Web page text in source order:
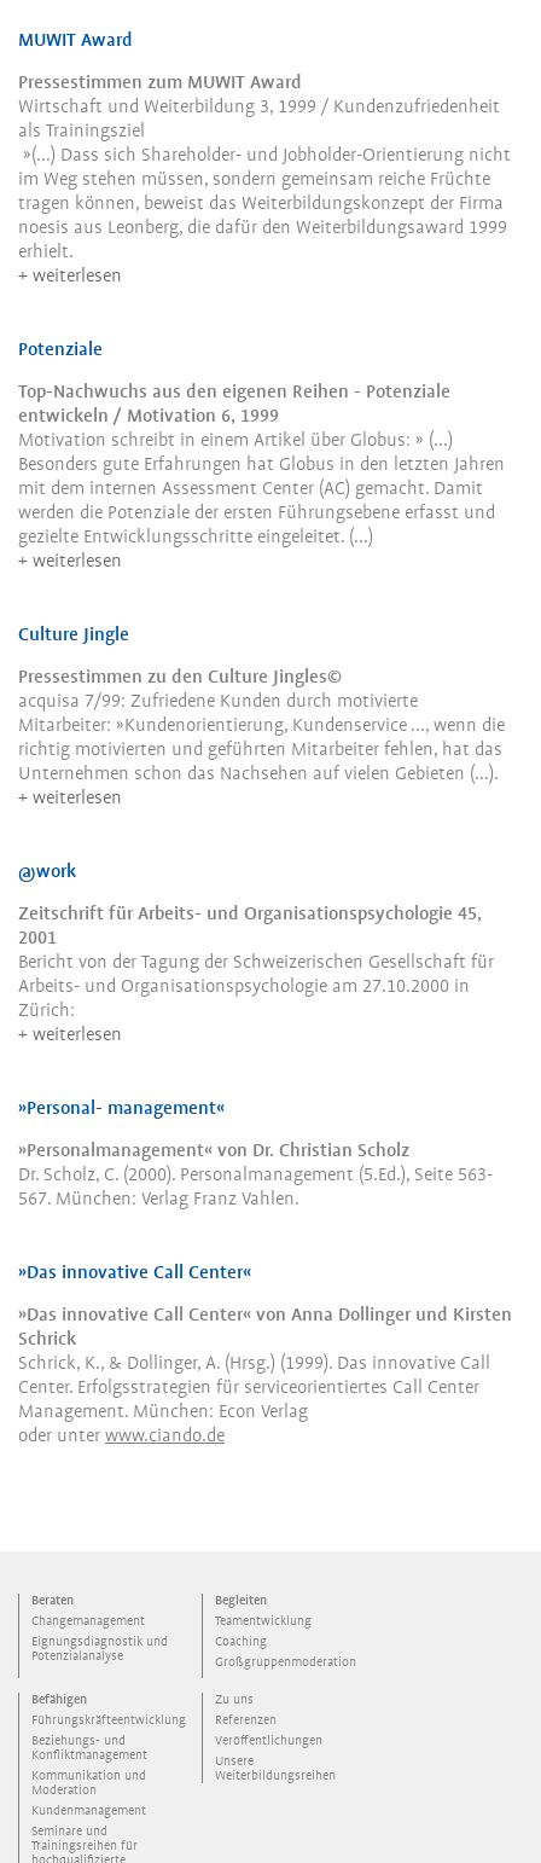
MUWIT Award
Pressestimmen zum MUWIT Award
Wirtschaft und Weiterbildung 3, 1999 / Kundenzufriedenheit
als Trainingsziel
»(...) Dass sich Shareholder- und Jobholder-Orientierung nicht
im Weg stehen müssen, sondern gemeinsam reiche Früchte
tragen können, beweist das Weiterbildungskonzept der Firma
noesis aus Leonberg, die dafür den Weiterbildungsaward 1999
erhielt.
weiterlesen
Potenziale
Top-Nachwuchs aus den eigenen Reihen - Potenziale
entwickeln / Motivation 6, 1999
Motivation schreibt in einem Artikel über Globus: » (...)
Besonders gute Erfahrungen hat Globus in den letzten Jahren
mit dem internen Assessment Center (AC) gemacht. Damit
werden die Potenziale der ersten Führungsebene erfasst und
gezielte Entwicklungsschritte eingeleitet. (...)
weiterlesen
Culture Jingle
Pressestimmen zu den Culture Jingles©
acquisa 7/99: Zufriedene Kunden durch motivierte
Mitarbeiter: »Kundenorientierung, Kundenservice ..., wenn die
richtig motivierten und geführten Mitarbeiter fehlen, hat das
Unternehmen schon das Nachsehen auf vielen Gebieten (...).
weiterlesen
@work
Zeitschrift für Arbeits- und Organisationspsychologie 45,
2001
Bericht von der Tagung der Schweizerischen Gesellschaft für
Arbeits- und Organisationspsychologie am 27.10.2000 in
Zürich:
weiterlesen
»Personal- management«
»Personalmanagement« von Dr. Christian Scholz
Dr. Scholz, C. (2000). Personalmanagement (5.Ed.), Seite 563-
567. München: Verlag Franz Vahlen.
»Das innovative Call Center«
»Das innovative Call Center« von Anna Dollinger und Kirsten
Schrick
Schrick, K., & Dollinger, A. (Hrsg.) (1999). Das innovative Call
Center. Erfolgsstrategien für serviceorientiertes Call Center
Management. München: Econ Verlag
oder unter www.ciando.de
Beraten
Changemanagement
Eignungsdiagnostik und
Potenzialanalyse
Begleiten
Teamentwicklung
Coaching
Großgruppenmoderation
Befähigen
Führungskräfteentwicklung
Beziehungs- und
Konfliktmanagement
Kommunikation und
Moderation
Kundenmanagement
Seminare und
Trainingsreihen für
Zu uns
Referenzen
Veröffentlichungen
Unsere
Weiterbildungsreihen